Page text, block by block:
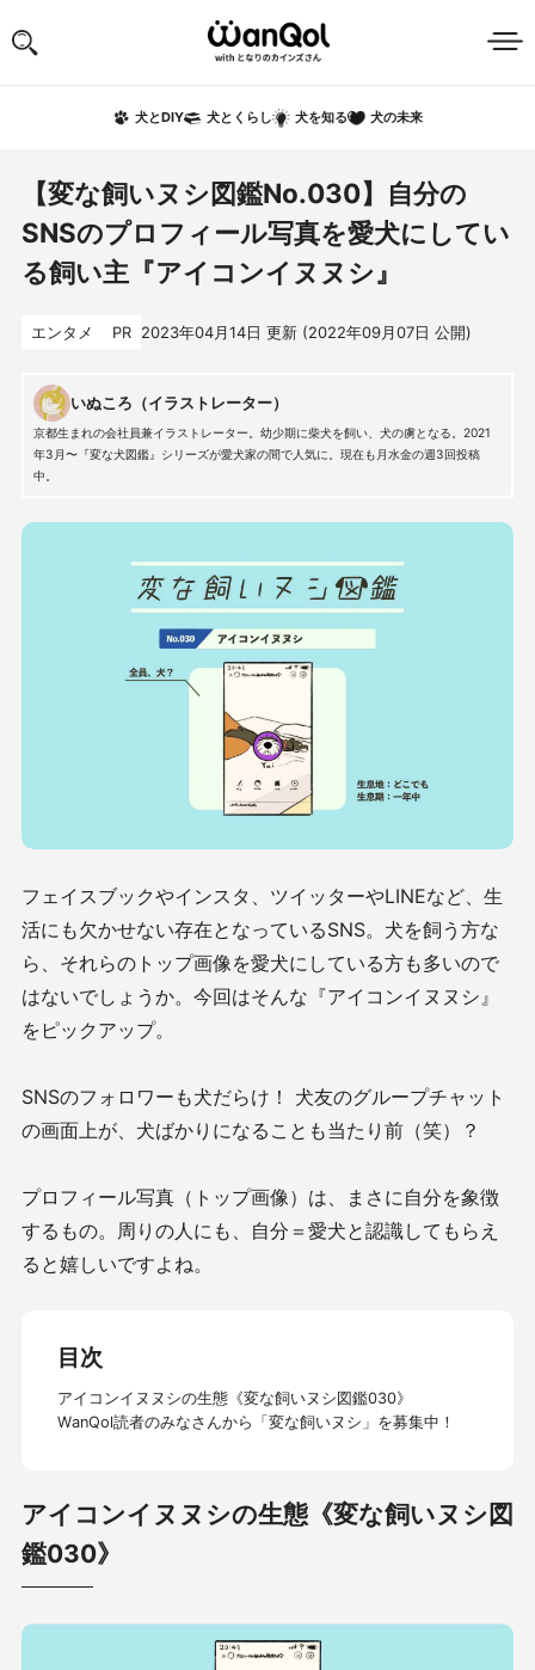
犬とDIY 犬とくらし 犬を知る 犬の未来
【変な飼いヌシ図鑑No.030】自分の
SNSのプロフィール写真を愛犬にしてい
る飼い主『アイコンイヌヌシ』
エンタメ PR 2023年04月14日 更新 (2022年09月07日 公開)
いぬころ（イラストレーター）
京都生まれの会社員兼イラストレーター。幼少期に柴犬を飼い、犬の虜となる。2021
年3月〜『変な犬図鑑』シリーズが愛犬家の間で人気に。現在も月水金の週3回投稿
中。
フェイスブックやインスタ、ツイッターやLINEなど、生
活にも欠かせない存在となっているSNS。犬を飼う方な
ら、それらのトップ画像を愛犬にしている方も多いので
はないでしょうか。今回はそんな『アイコンイヌヌシ』
をピックアップ。
SNSのフォロワーも犬だらけ！ 犬友のグループチャット
の画面上が、犬ばかりになることも当たり前（笑）？
プロフィール写真（トップ画像）は、まさに自分を象徴
するもの。周りの人にも、自分＝愛犬と認識してもらえ
ると嬉しいですよね。
目次
アイコンイヌヌシの生態《変な飼いヌシ図鑑030》
WanQol読者のみなさんから「変な飼いヌシ」を募集中！
アイコンイヌヌシの生態《変な飼いヌシ図
鑑030》